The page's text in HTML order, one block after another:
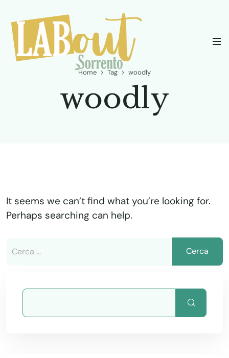
Home Tag woodly
woodly
It seems we can’t find what you’re looking for.
Perhaps searching can help.